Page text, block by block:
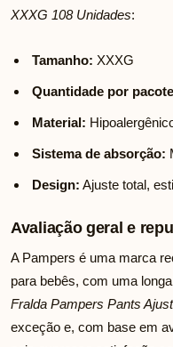
XXXG 108 Unidades:
Tamanho: XXXG
Quantidade por
Material:
Sistema de absorção:
Design: Ajuste total,
Avaliação geral e
A Pampers é uma marca
para bebês, com uma
Fralda Pampers Pants
exceção e, com base em